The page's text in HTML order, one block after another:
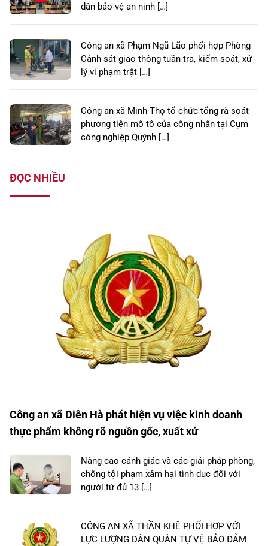
dân bảo vệ an ninh […]
Công an xã Phạm Ngũ Lão phối hợp Phòng
Cảnh sát giao thông tuần tra, kiểm soát, xử
lý vi phạm trật […]
Công an xã Minh Thọ tổ chức tổng rà soát
phương tiện mô tô của công nhân tại Cụm
công nghiệp Quỳnh […]
ĐỌC NHIỀU
Công an xã Diên Hà phát hiện vụ việc kinh doanh
thực phẩm không rõ nguồn gốc, xuất xứ
Nâng cao cảnh giác và các giải pháp phòng,
chống tội phạm xâm hại tình dục đối với
người từ đủ 13 […]
CÔNG AN XÃ THẦN KHÊ PHỐI HỢP VỚI
LỰC LƯỢNG DÂN QUÂN TỰ VỆ BẢO ĐẢM